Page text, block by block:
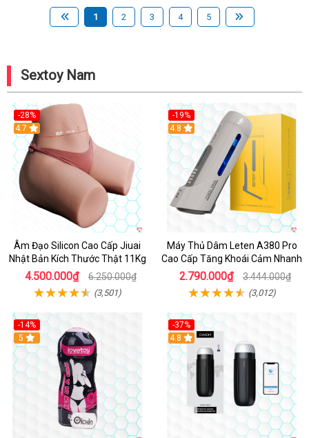
1 2 3 4 5
Sextoy Nam
-28%
4.7
Âm Đạo Silicon Cao Cấp Jiuai
Nhật Bản Kích Thước Thật 11Kg
4.500.000₫ 6.250.000₫
(3,501)
-19%
Hot
4.8
Máy Thủ Dâm Leten A380 Pro
Cao Cấp Tăng Khoái Cảm Nhanh
2.790.000₫ 3.444.000₫
(3,012)
-14%
Hot
5
-37%
4.8